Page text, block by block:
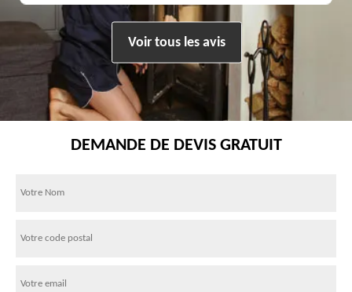
Voir tous les avis
DEMANDE DE DEVIS GRATUIT